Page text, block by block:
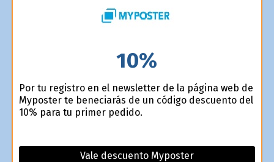
10%
Por tu registro en el newsletter de la página web de
Myposter te beneficiarás de un código descuento del
10% para tu primer pedido.
Vale descuento Myposter